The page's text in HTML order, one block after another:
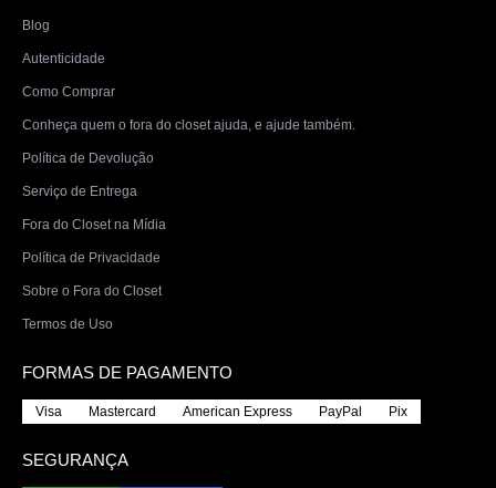
Blog
Autenticidade
Como Comprar
Conheça quem o fora do closet ajuda, e ajude também.
Política de Devolução
Serviço de Entrega
Fora do Closet na Mídia
Política de Privacidade
Sobre o Fora do Closet
Termos de Uso
FORMAS DE PAGAMENTO
Visa Mastercard American Express PayPal Pix
SEGURANÇA